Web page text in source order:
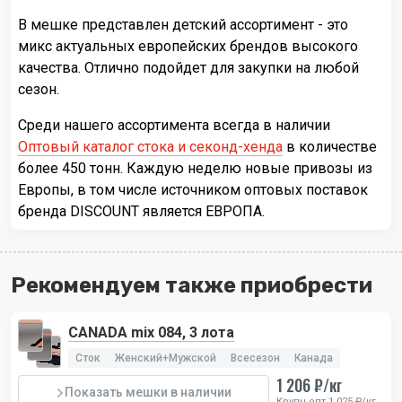
В мешке представлен детский ассортимент - это
микс актуальных европейских брендов высокого
качества. Отлично подойдет для закупки на любой
сезон.
Среди нашего ассортимента всегда в наличии
Оптовый каталог стока и секонд-хенда в количестве
более 450 тонн. Каждую неделю новые привозы из
Европы, в том числе источником оптовых поставок
бренда DISCOUNT является ЕВРОПА.
Рекомендуем также приобрести
CANADA mix 084, 3 лота
Сток Женский+Мужской Всесезон Канада
Показать мешки в наличии 1 206 ₽/кг